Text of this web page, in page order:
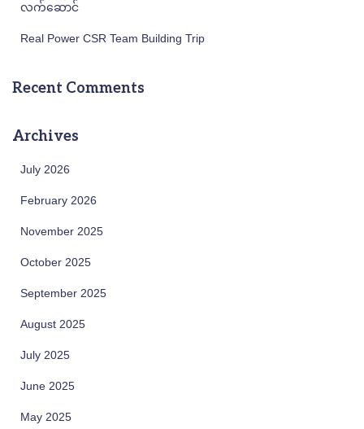
လက်ဆောင်
Real Power CSR Team Building Trip
Recent Comments
Archives
July 2026
February 2026
November 2025
October 2025
September 2025
August 2025
July 2025
June 2025
May 2025